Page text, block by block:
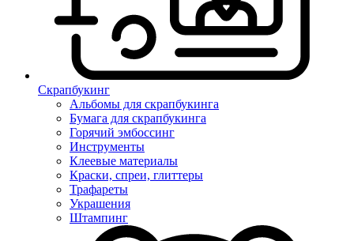
Скрапбукинг
Альбомы для скрапбукинга
Бумага для скрапбукинга
Горячий эмбоссинг
Инструменты
Клеевые материалы
Краски, спреи, глиттеры
Трафареты
Украшения
Штампинг